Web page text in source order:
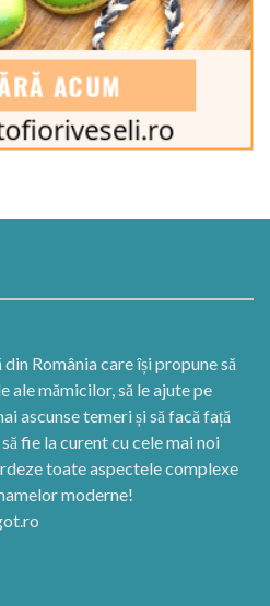
România care își propune să
ale mămicilor, să le ajute pe
ascunse temeri și să facă față
fie la curent cu cele mai noi
toate aspectele complexe
moderne!